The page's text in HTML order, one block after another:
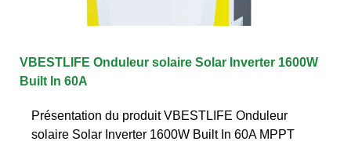
VBESTLIFE Onduleur solaire Solar Inverter 1600W
Built In 60A
Présentation du produit VBESTLIFE Onduleur
solaire Solar Inverter 1600W Built In 60A MPPT